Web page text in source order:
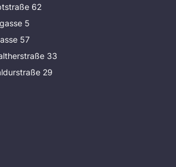
62
5
57
33
29